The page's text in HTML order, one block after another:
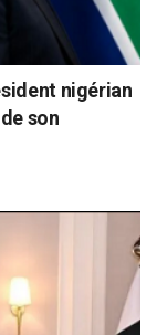
nigérian
son